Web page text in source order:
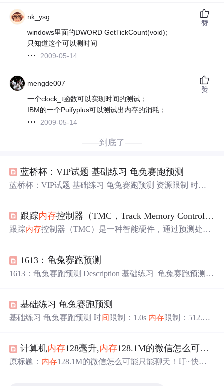
nk_ysg
windows里面的DWORD GetTickCount(void);
只知道这个可以测时间
2009-05-14
赞
mengde007
一个clock_t函数可以实现时间的测试；
IBM的一个Puifyplus可以测试出内存的消耗；
2009-05-14
赞
——到底了——
蓝桥杯：VIP试题 基础练习 龟兔赛跑预测
蓝桥杯：VIP试题 基础练习 龟兔赛跑预测 资源限制 时间
子和乌龟都有一个共同的特点——喜欢赛跑。于是世界上
各个角落都不断在发生着乌龟和兔子的比赛，小华对此很
且懒惰，于是在与乌龟的...
跟踪内存控制器（TMC，Track Memory Controller）是什么？
跟踪内存控制器（TMC）是一种智能硬件，通过预测处理
动响应请求，而TMC主动分析地址模式（如步长、指针追
踪），生成预取请求，使CPU直接从缓存获取数据，减少
速器”是TMC的典型应用，有效提升了游戏、科学计算等
场景的性能。TMC通过硬件预取技术攻克“内存墙”瓶颈，
成为现代高性能处理器的关键创
1613：龟兔赛跑预测
1613：龟兔赛跑预测 Description 基础练习 龟兔赛跑预测
现，所有的兔子和乌龟都有一个共同的特点——喜欢赛
跑。于是世界上各个角落都不断在发生着乌龟和兔子的比
基础练习 龟兔赛跑预测
基础练习 龟兔赛跑预测 时间 限制：1.0s 内存限制：512.0M
龟都有一个共同的特点——喜欢赛跑。于是世界上各个角
落都不断在发生着乌龟和兔子的比赛，小华对此很感兴
计算机内存128毫升,内存128.1M的微信怎么可能只能聊天！
原标题： 内存128.1M的微信怎么可能只能聊天！叮~快来